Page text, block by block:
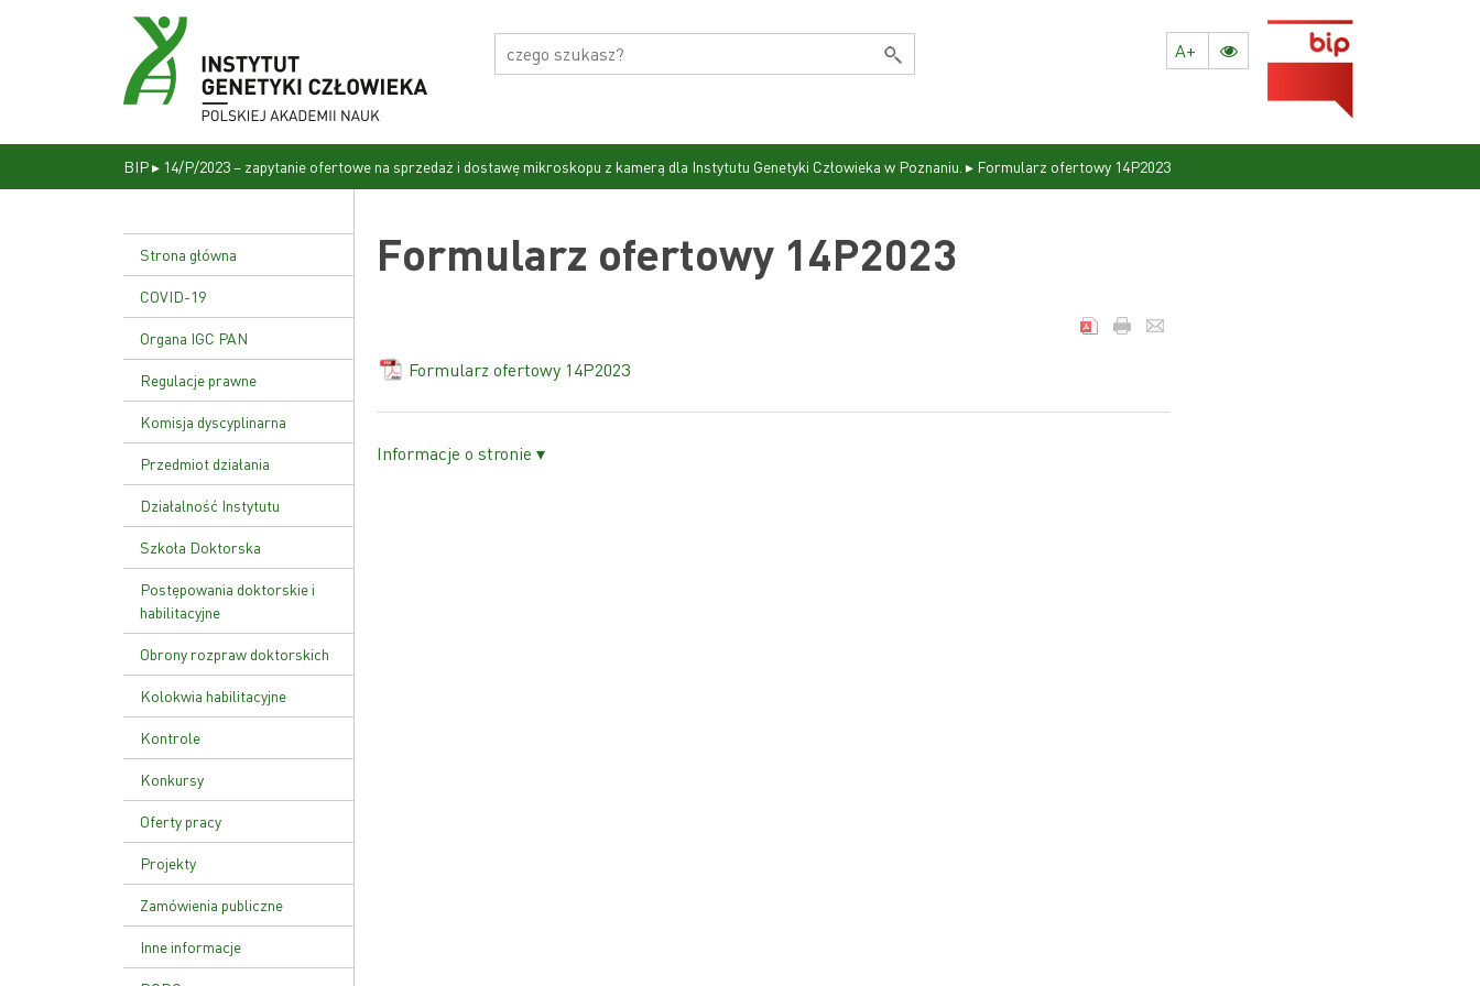
A+
BIP▸ 14/P/2023 – zapytanie ofertowe na sprzedaż i dostawę mikroskopu z kamerą dla Instytutu Genetyki Człowieka w Poznaniu. ▸ Formularz ofertowy 14P2023
Strona główna
COVID-19
Organa IGC PAN
Dyrekcja
Rada naukowa
Regulacje prawne
Statut Instytutu
Uchwała nr 17/02
Ustawa o PAN
Komisja dyscyplinarna
Przedmiot działania
Działalność Instytutu
Zakład Genetyki Molekularnej
i Translacyjnej
Zakład Funkcji Kwasów
Nukleinowych
Zakład Patologii Molekularnej
Zakład Zaawansowanych
Terapii Biomedycznych i
Niepłodności
Zakład Genetyki Nowotworów
Zakład Biologii Rozrodu i
Genomiki Gamet
Szkoła Doktorska
Plan zajęć
Rekrutacja
Postępowania doktorskie i
habilitacyjne
Obrony rozpraw doktorskich
Kolokwia habilitacyjne
Kontrole
Kontrola zarządcza
Kontrole zewnętrzne
sprawie kontroli zarządczej
Konkursy
Oferty pracy
Projekty
Zamówienia publiczne
Inne informacje
Formularz ofertowy 14P2023
Formularz ofertowy 14P2023
Informacje o stronie ▾